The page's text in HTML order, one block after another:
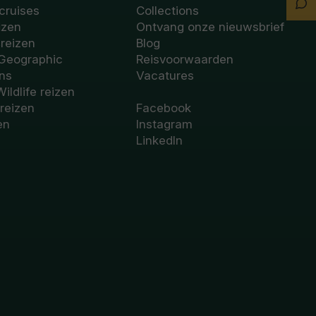
reizen
Collections
Ontvang onze nieuwsbrief
Blog
Reisvoorwaarden
Vacatures
Facebook
Instagram
LinkedIn